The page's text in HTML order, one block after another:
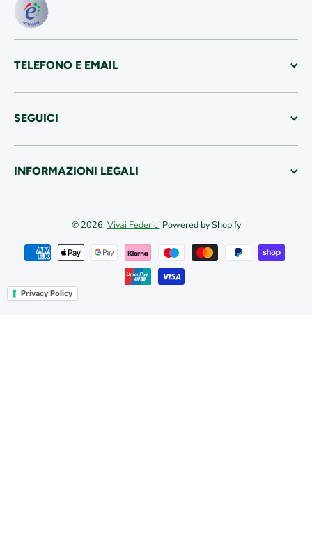
TELEFONO E EMAIL
SEGUICI
INFORMAZIONI LEGALI
© 2026, Vivai Federici Powered by Shopify
Metodi di pagamento
Privacy Policy